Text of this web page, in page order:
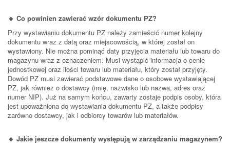
🔸 Co powinien zawierać wzór dokumentu PZ?
Przy wystawianiu dokumentu PZ należy zamieścić numer kolejny
dokumentu wraz z datą oraz miejscowością, w której został on
wystawiony. Nie można pominąć daty przyjęcia materiału lub towaru do
magazynu wraz z oznaczeniem. Musi wystąpić informacja o cenie
jednostkowej oraz ilości towaru lub materiału, który został przyjęty.
Dowód PZ musi zawierać podstawowe dane o osobowe wystawiającej
PZ, jak również o dostawcy (imię, nazwisko lub nazwa, adres oraz
numer NIP). Już na samym końcu, zawarty zostaje podpis osoby, która
jest upoważniona do wystawiania dokumentu PZ, a także podpisy
zarówno dostawcy, jak i odbiorcy towarów lub materiałów.
🔸 Jakie jeszcze dokumenty występują w zarządzaniu magazynem?